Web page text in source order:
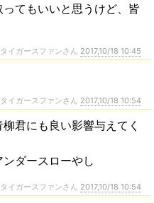
てもいいと思うけど、皆
イガースファンさん 2017,10/18 10:45
イガースファンさん 2017,10/18 10:54
君にも良い影響与えてく
ダースローやし
イガースファンさん 2017,10/18 10:54